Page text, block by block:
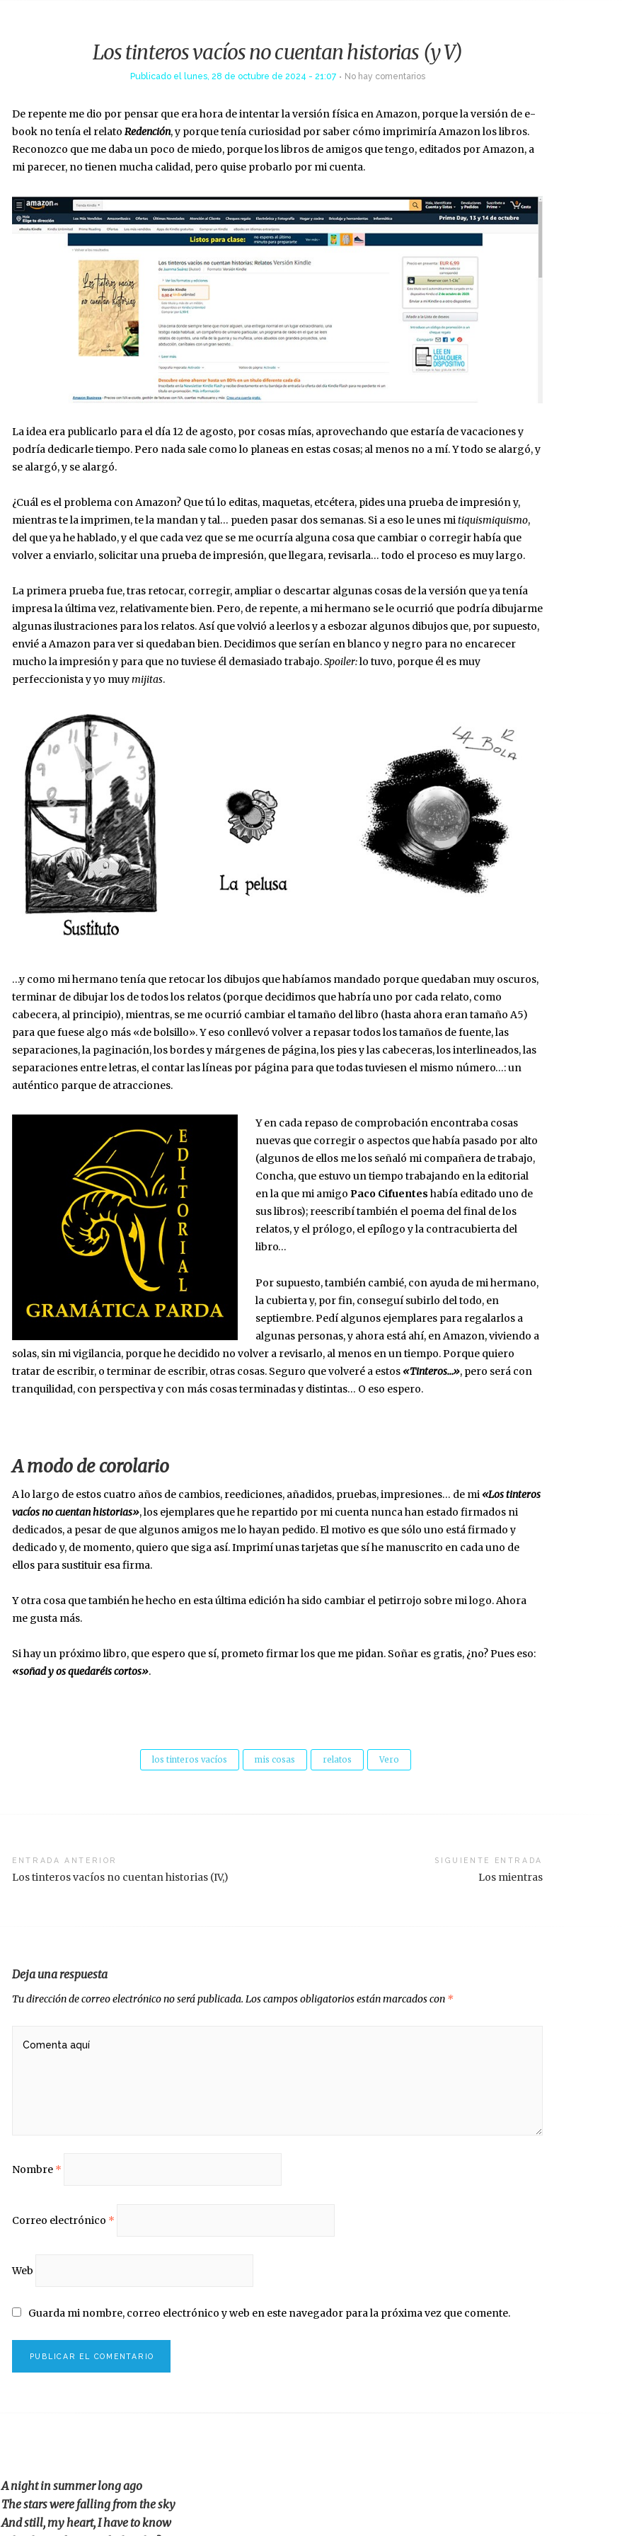
Los tinteros vacíos no cuentan historias (y V)
Publicado el lunes, 28 de octubre de 2024 - 21:07 No hay comentarios
De repente me dio por pensar que era hora de intentar la versión física en Amazon, porque la versión de e-
book no tenía el relato Redención, y porque tenía curiosidad por saber cómo imprimiría Amazon los libros.
Reconozco que me daba un poco de miedo, porque los libros de amigos que tengo, editados por Amazon, a
mi parecer, no tienen mucha calidad, pero quise probarlo por mi cuenta.
La idea era publicarlo para el día 12 de agosto, por cosas mías, aprovechando que estaría de vacaciones y
podría dedicarle tiempo. Pero nada sale como lo planeas en estas cosas; al menos no a mí. Y todo se alargó, y
se alargó, y se alargó.
¿Cuál es el problema con Amazon? Que tú lo editas, maquetas, etcétera, pides una prueba de impresión y,
mientras te la imprimen, te la mandan y tal… pueden pasar dos semanas. Si a eso le unes mitiquismiquismo,
del que ya he hablado, y el que cada vez que se me ocurría alguna cosa que cambiar o corregir había que
volver a enviarlo, solicitar una prueba de impresión, que llegara, revisarla… todo el proceso es muy largo.
La primera prueba fue, tras retocar, corregir, ampliar o descartar algunas cosas de la versión que ya tenía
impresa la última vez, relativamente bien. Pero, de repente, a mi hermano se le ocurrió que podría dibujarme
algunas ilustraciones para los relatos. Así que volvió a leerlos y a esbozar algunos dibujos que, por supuesto,
envié a Amazon para ver si quedaban bien. Decidimos que serían en blanco y negro para no encarecer
mucho la impresión y para que no tuviese él demasiado trabajo.Spoiler:lo tuvo, porque él es muy
perfeccionista y yo muymijitas.
…y como mi hermano tenía que retocar los dibujos que habíamos mandado porque quedaban muy oscuros,
terminar de dibujar los de todos los relatos (porque decidimos que habría uno por cada relato, como
cabecera, al principio), mientras, se me ocurrió cambiar el tamaño del libro (hasta ahora eran tamaño A5)
para que fuese algo más «de bolsillo». Y eso conllevó volver a repasar todos los tamaños de fuente, las
separaciones, la paginación, los bordes y márgenes de página, los pies y las cabeceras, los interlineados, las
separaciones entre letras, el contar las líneas por página para que todas tuviesen el mismo número…: un
auténtico parque de atracciones.
Y en cada repaso de comprobación encontraba cosas
nuevas que corregir o aspectos que había pasado por alto
(algunos de ellos me los señaló mi compañera de trabajo,
Concha, que estuvo un tiempo trabajando en la editorial
en la que mi amigo Paco Cifuentes había editado uno de
sus libros); reescribí también el poema del final de los
relatos, y el prólogo, el epílogo y la contracubierta del
libro…
Por supuesto, también cambié, con ayuda de mi hermano,
la cubierta y, por fin, conseguí subirlo del todo, en
septiembre. Pedí algunos ejemplares para regalarlos a
algunas personas, y ahora está ahí, en Amazon, viviendo a
solas, sin mi vigilancia, porque he decidido no volver a revisarlo, al menos en un tiempo. Porque quiero
tratar de escribir, o terminar de escribir, otras cosas. Seguro que volveré a estos«Tinteros…», pero será con
tranquilidad, con perspectiva y con más cosas terminadas y distintas… O eso espero.
A modo de corolario
A lo largo de estos cuatro años de cambios, reediciones, añadidos, pruebas, impresiones… de mi«Los tinteros
vacíos no cuentan historias», los ejemplares que he repartido por mi cuenta nunca han estado firmados ni
dedicados, a pesar de que algunos amigos me lo hayan pedido. El motivo es que sólo uno está firmado y
dedicado y, de momento, quiero que siga así. Imprimí unas tarjetas que sí he manuscrito en cada uno de
ellos para sustituir esa firma.
Y otra cosa que también he hecho en esta última edición ha sido cambiar el petirrojo sobre mi logo. Ahora
me gusta más.
Si hay un próximo libro, que espero que sí, prometo firmar los que me pidan. Soñar es gratis, ¿no? Pues eso:
«soñad y os quedaréis cortos».
los tinteros vacíos mis cosas relatos Vero
ENTRADA ANTERIOR
Los tinteros vacíos no cuentan historias (IV,)
SIGUIENTE ENTRADA
Los mientras
Deja una respuesta
Tu dirección de correo electrónico no será publicada. Los campos obligatorios están marcados con *
Nombre *
Correo electrónico *
Web
Guarda mi nombre, correo electrónico y web en este navegador para la próxima vez que comente.
A night in summer long ago
The stars were falling from the sky
And still, my heart, I have to know